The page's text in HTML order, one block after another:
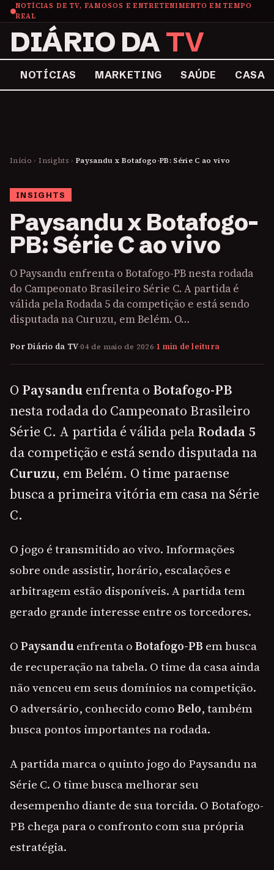
NOTÍCIAS DE TV, FAMOSOS E ENTRETENIMENTO EM TEMPO
REAL
DIÁRIO DATV
NOTÍCIAS MARKETING SAÚDE CASA
Início › Insights › Paysandu x Botafogo-PB: Série C ao vivo
INSIGHTS
Paysandu x Botafogo-
PB: Série C ao vivo
O Paysandu enfrenta o Botafogo-PB nesta rodada
do Campeonato Brasileiro Série C. A partida é
válida pela Rodada 5 da competição e está sendo
disputada na Curuzu, em Belém. O…
Por Diário da TV·04 de maio de 2026·1 min de leitura
O Paysandu enfrenta o Botafogo-PB
nesta rodada do Campeonato Brasileiro
Série C. A partida é válida pela Rodada 5
da competição e está sendo disputada na
Curuzu, em Belém. O time paraense
busca a primeira vitória em casa na Série
C.
O jogo é transmitido ao vivo. Informações
sobre onde assistir, horário, escalações e
arbitragem estão disponíveis. A partida tem
gerado grande interesse entre os torcedores.
OPaysanduenfrenta oBotafogo-PB em busca
de recuperação na tabela. O time da casa ainda
não venceu em seus domínios na competição.
O adversário, conhecido comoBelo, também
busca pontos importantes na rodada.
A partida marca o quinto jogo do Paysandu na
Série C. O time busca melhorar seu
desempenho diante de sua torcida. O Botafogo-
PB chega para o confronto com sua própria
estratégia.